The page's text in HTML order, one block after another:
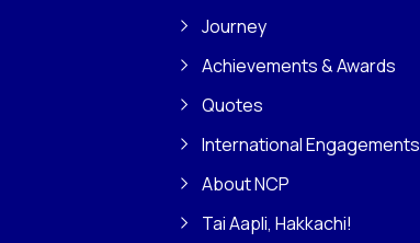
Journey
Achievements & Awards
Quotes
International Engagements
About NCP
Tai Aapli, Hakkachi!